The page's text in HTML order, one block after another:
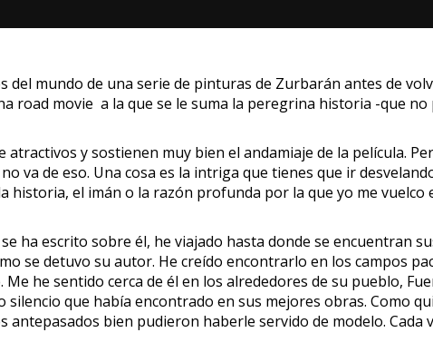
del mundo de una serie de pinturas de Zurbarán antes de
road movie a la que se le suma la peregrina historia -que
y sostienen muy bien el andamiaje de la película.
va de eso. Una cosa es la intriga que tienes que ir
historia, el imán o la razón profunda por la que yo me vuelco
ha escrito sobre él, he viajado hasta donde se encuentran
se detuvo su autor. He creído encontrarlo en los campos
he sentido cerca de él en los alrededores de su pueblo,
que había encontrado en sus mejores obras. Como
bien pudieron haberle servido de modelo. Cada